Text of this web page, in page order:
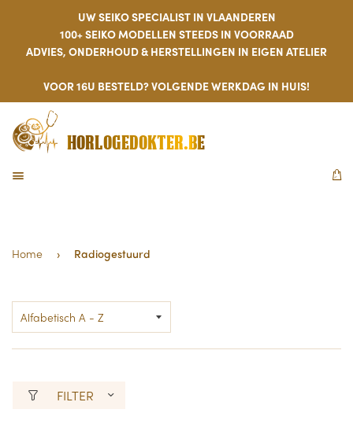
UW SEIKO SPECIALIST IN VLAANDEREN
100+ SEIKO MODELLEN STEEDS IN VOORRAAD
ADVIES, ONDERHOUD & HERSTELLINGEN IN EIGEN ATELIER
VOOR 16U BESTELD? VOLGENDE WERKDAG IN HUIS!
HORLOGEDOKTER.BE
Home › Radiogestuurd
FILTER